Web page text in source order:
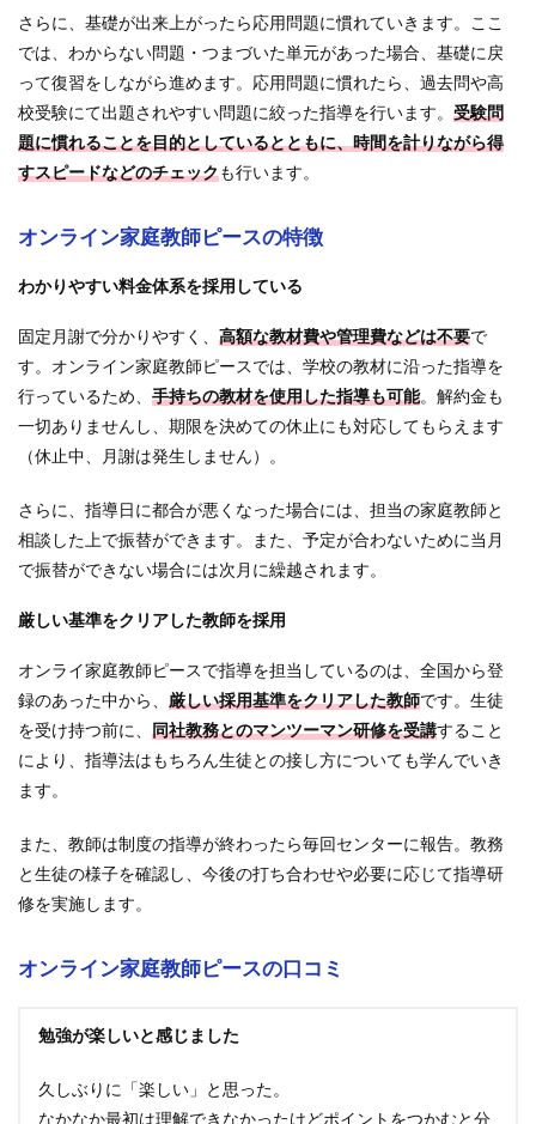
さらに、基礎が出来上がったら応用問題に慣れていきます。ここ
では、わからない問題・つまづいた単元があった場合、基礎に戻
って復習をしながら進めます。応用問題に慣れたら、過去問や高
校受験にて出題されやすい問題に絞った指導を行います。 受験問
題に慣れることを目的としているとともに、時間を計りながら得
すスピードなどのチェックも行います。
オンライン家庭教師ピースの特徴
わかりやすい料金体系を採用している
固定月謝で分かりやすく、 高額な教材費や管理費などは不要で
す。オンライン家庭教師ピースでは、学校の教材に沿った指導を
行っているため、 手持ちの教材を使用した指導も可能。解約金も
一切ありませんし、期限を決めての休止にも対応してもらえます
（休止中、月謝は発生しません）。
さらに、指導日に都合が悪くなった場合には、担当の家庭教師と
相談した上で振替ができます。また、予定が合わないために当月
で振替ができない場合には次月に繰越されます。
厳しい基準をクリアした教師を採用
オンライ家庭教師ピースで指導を担当しているのは、全国から登
録のあった中から、 厳しい採用基準をクリアした教師です。生徒
を受け持つ前に、 同社教務とのマンツーマン研修を受講すること
により、指導法はもちろん生徒との接し方についても学んでいき
ます。
また、教師は制度の指導が終わったら毎回センターに報告。教務
と生徒の様子を確認し、今後の打ち合わせや必要に応じて指導研
修を実施します。
オンライン家庭教師ピースの口コミ
勉強が楽しいと感じました
久しぶりに「楽しい」と思った。
なかなか最初は理解できなかったけどポイントをつかむと分